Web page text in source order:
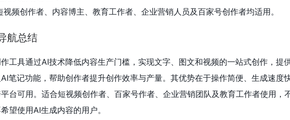
视频创作者、内容博主、教育工作者、企业营销人员及百家号创作者均适用。
航总结
工具通过AI技术降低内容生产门槛，实现文字、图文和视频的一站式创作，提
笔记功能，帮助创作者提升创作效率与产量。其优势在于操作简便、生成速度
台可用。适合短视频创作者、百家号作者、企业营销团队及教育工作者使用，
望使用AI生成内容的用户。